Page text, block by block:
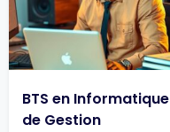
BTS en Informatique
de Gestion